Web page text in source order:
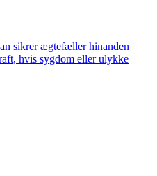
sikrer ægtefæller hinanden
hvis sygdom eller ulykke